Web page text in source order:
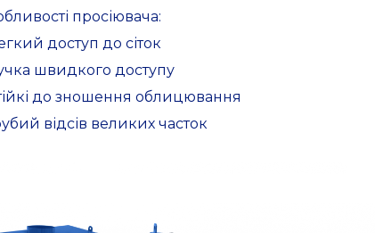
просіювача:
доступ до сіток
швидкого доступу
до зношення облицювання
відсів великих часток